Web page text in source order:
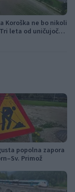
Koroška ne bo nikoli
leta od uničujoče
popolna zapora
Primož